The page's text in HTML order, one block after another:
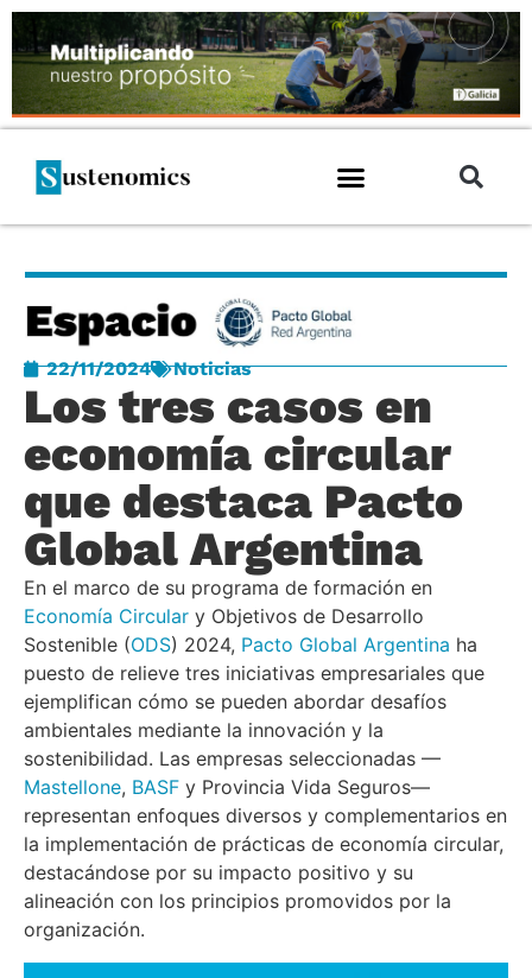
22/11/2024 Noticias
Los tres casos en
economía circular
que destaca Pacto
Global Argentina
En el marco de su programa de formación en
Economía Circular y Objetivos de Desarrollo
Sostenible (ODS) 2024, Pacto Global Argentina ha
puesto de relieve tres iniciativas empresariales que
ejemplifican cómo se pueden abordar desafíos
ambientales mediante la innovación y la
sostenibilidad. Las empresas seleccionadas —
Mastellone, BASF y Provincia Vida Seguros—
representan enfoques diversos y complementarios en
la implementación de prácticas de economía circular,
destacándose por su impacto positivo y su
alineación con los principios promovidos por la
organización.